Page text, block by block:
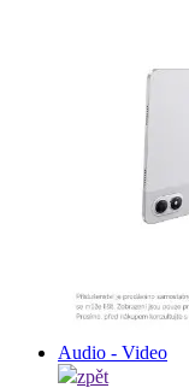
Audio - Video
zpět